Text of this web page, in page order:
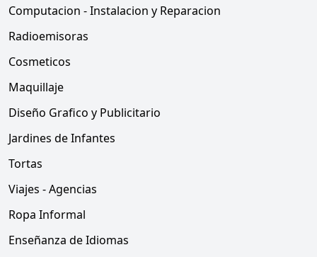
Computacion - Instalacion y Reparacion
Radioemisoras
Cosmeticos
Maquillaje
Diseño Grafico y Publicitario
Jardines de Infantes
Tortas
Viajes - Agencias
Ropa Informal
Enseñanza de Idiomas